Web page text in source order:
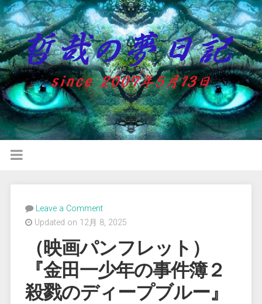
Leave a Comment
Updated on 12月 8, 2025
（映画パンフレット）
『金田一少年の事件簿２
殺戮のディープブルー』